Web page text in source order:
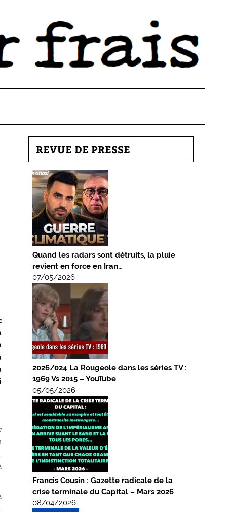
REVUE DE PRESSE
Quand les radars sont détruits, la pluie
revient en force en Iran…
07/05/2026
2026/024 La Rougeole dans les séries TV :
1969 Vs 2015 – YouTube
05/05/2026
Francis Cousin : Gazette radicale de la
crise terminale du Capital – Mars 2026
08/04/2026